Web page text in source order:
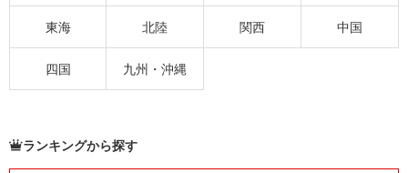
東海 北陸 関西 中国
四国 九州・沖縄
ランキングから探す